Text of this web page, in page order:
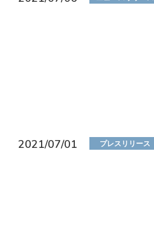
2021/07/01 プレスリリース